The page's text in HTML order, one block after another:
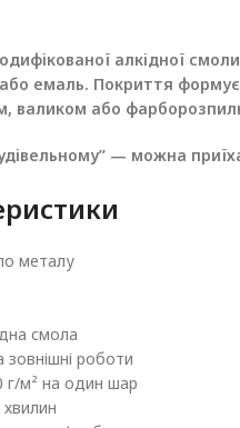
алкідної
емаль. Покриття формує
валиком або
— можна
металу
смола
зовнішні роботи
г/м² на один шар